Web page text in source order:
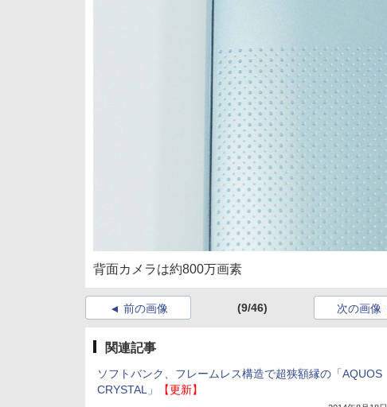
背面カメラは約800万画素
前の画像 (9/46) 次の画像
関連記事
ソフトバンク、フレームレス構造で超狭額縁の「AQUOS
CRYSTAL」
【更新】